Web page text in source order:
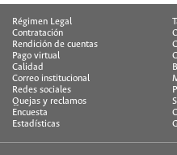
Régimen Legal
Contratación
Rendición de cuentas
Pago virtual
Calidad
Correo institucional
Redes sociales
Quejas y reclamos
Encuesta
Estadísticas